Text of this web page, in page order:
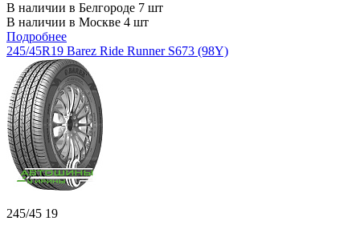
В наличии в Белгороде 7 шт
В наличии в Москве 4 шт
Подробнее
245/45R19 Barez Ride Runner S673 (98Y)
245/45 19